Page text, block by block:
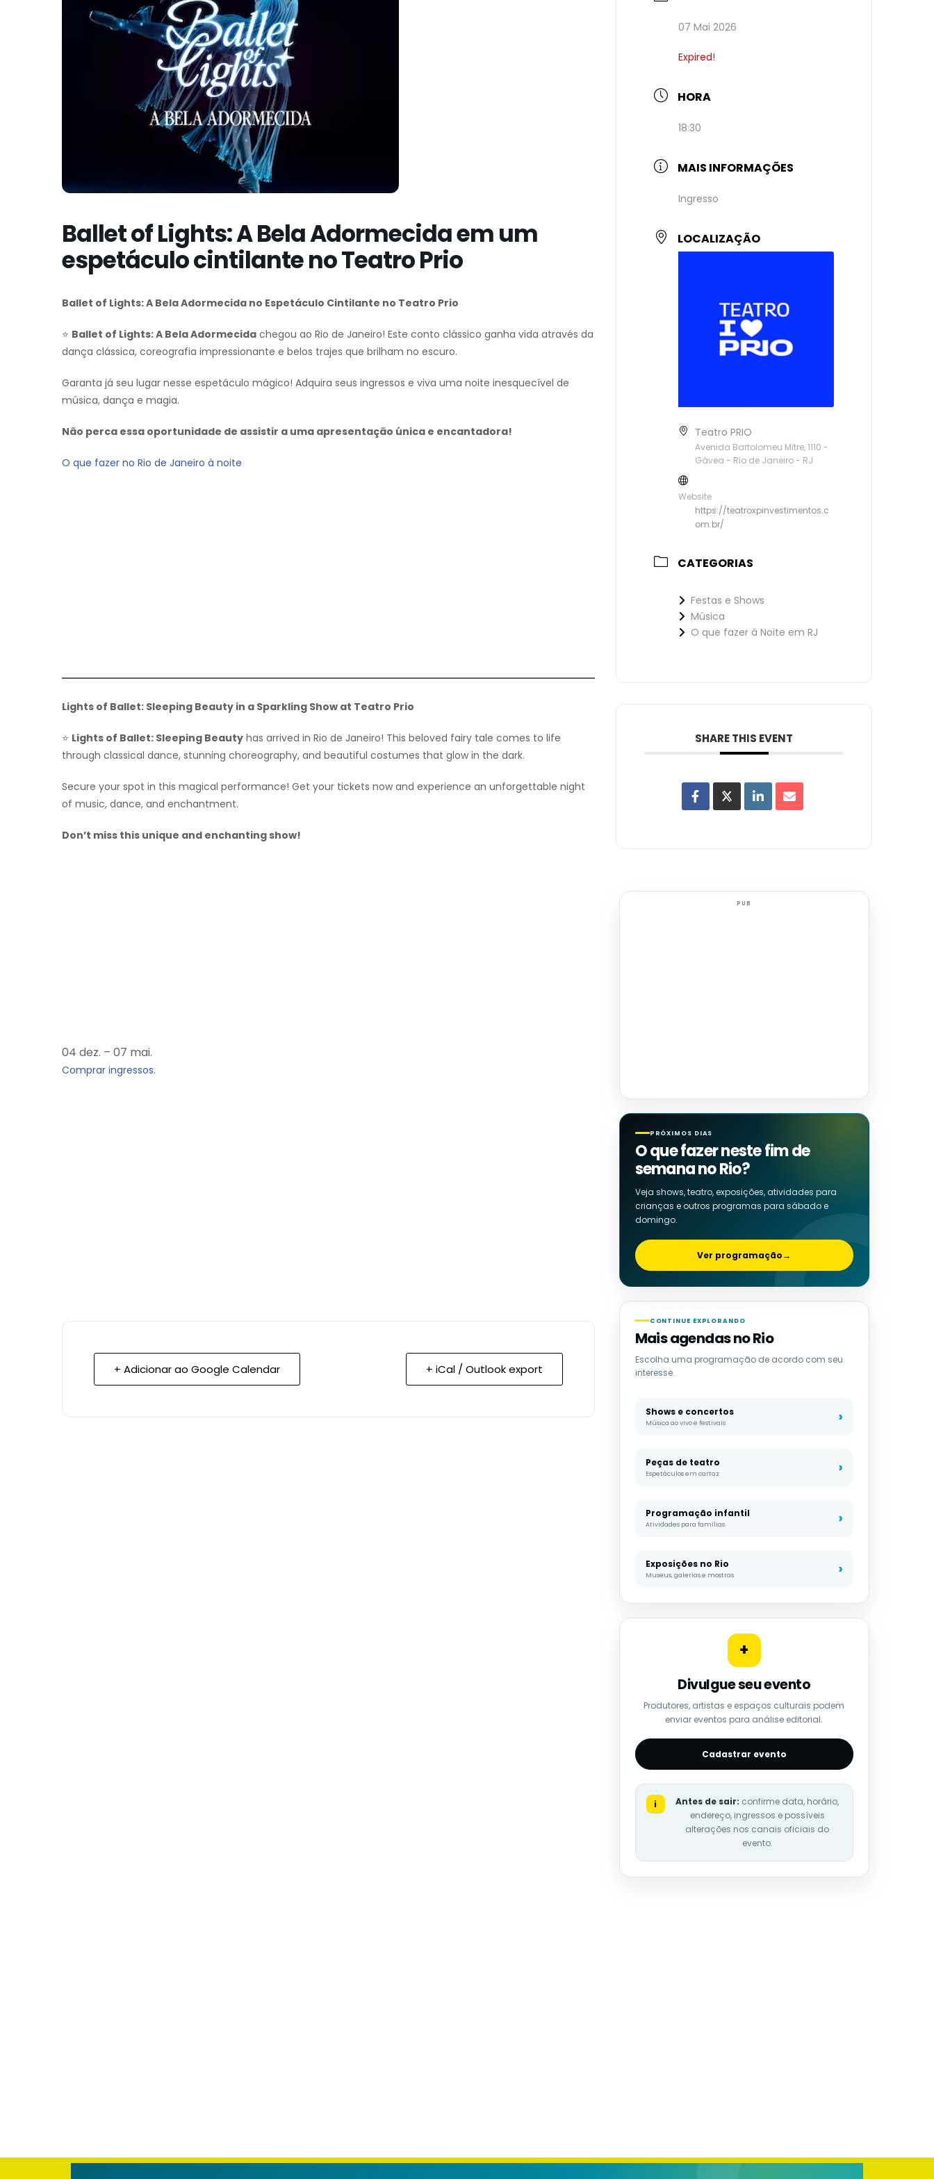
Ballet of Lights: A Bela Adormecida em um
espetáculo cintilante no Teatro Prio
Ballet of Lights: A Bela Adormecida no Espetáculo Cintilante no Teatro Prio
⭐ Ballet of Lights: A Bela Adormecida chegou ao Rio de Janeiro! Este conto clássico ganha vida através da
dança clássica, coreografia impressionante e belos trajes que brilham no escuro.
Garanta já seu lugar nesse espetáculo mágico! Adquira seus ingressos e viva uma noite inesquecível de
música, dança e magia.
Não perca essa oportunidade de assistir a uma apresentação única e encantadora!
O que fazer no Rio de Janeiro à noite
Lights of Ballet: Sleeping Beauty in a Sparkling Show at Teatro Prio
⭐ Lights of Ballet: Sleeping Beauty has arrived in Rio de Janeiro! This beloved fairy tale comes to life
through classical dance, stunning choreography, and beautiful costumes that glow in the dark.
Secure your spot in this magical performance! Get your tickets now and experience an unforgettable night
of music, dance, and enchantment.
Don’t miss this unique and enchanting show!
04 dez. – 07 mai.
Comprar ingressos.
+ Adicionar ao Google Calendar + iCal / Outlook export
07 Mai 2026
Expired!
HORA
18:30
MAIS INFORMAÇÕES
Ingresso
LOCALIZAÇÃO
Teatro PRIO
Avenida Bartolomeu Mitre, 1110 -
Gávea - Rio de Janeiro - RJ
Website
https://teatroxpinvestimentos.c
om.br/
CATEGORIAS
Festas e Shows
Música
O que fazer à Noite em RJ
SHARE THIS EVENT
PUB
PRÓXIMOS DIAS
O que fazer neste fim de
semana no Rio?
Veja shows, teatro, exposições, atividades para
crianças e outros programas para sábado e
domingo.
Ver programação→
CONTINUE EXPLORANDO
Mais agendas no Rio
Escolha uma programação de acordo com seu
interesse.
Shows e concertos
Música ao vivo e festivais
Peças de teatro
Espetáculos em cartaz
Programação infantil
Atividades para famílias
Exposições no Rio
Museus, galerias e mostras
+
Divulgue seu evento
Produtores, artistas e espaços culturais podem
enviar eventos para análise editorial.
Cadastrar evento
i Antes de sair: confirme data, horário,
endereço, ingressos e possíveis
alterações nos canais oficiais do
evento.